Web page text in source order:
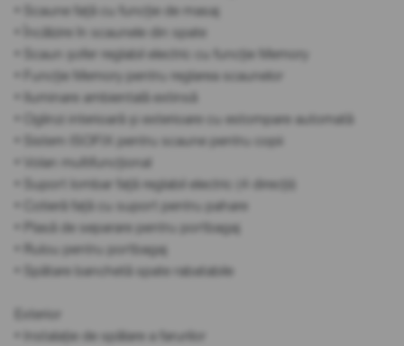
• Scaune față cu funcție de masaj
• Încălzire în scaunele din spate
• Scaun șofer reglabil electric cu funcție Memory
• Funcție Memory pentru reglarea scaunelor
• Iluminare ambientală extinsă
• Oglinzi interioară și exterioare cu estompare automată
• Sistem ISOFIX pentru scaune pentru copii
• Volan multifuncțional
• Suport lombar față reglabil electric (4 direcții)
• Cotieră față cu suport pentru pahare
• Plasă de separare pentru portbagaj
• Rulou pentru portbagaj
• Spătare banchetă spate rabatabile
Exterior
• Instalație de spălare a farurilor